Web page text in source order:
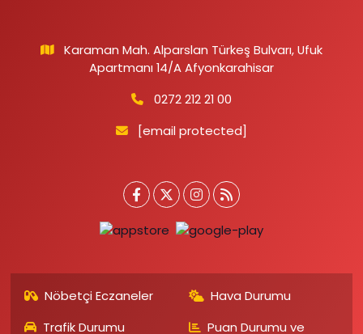
Karaman Mah. Alparslan Türkeş Bulvarı, Ufuk
Apartmanı 14/A Afyonkarahisar
0272 212 21 00
[email protected]
Nöbetçi Eczaneler
Hava Durumu
Trafik Durumu
Puan Durumu ve